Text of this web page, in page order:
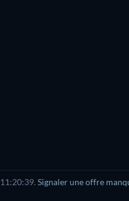
11:20:39. Signaler une offre